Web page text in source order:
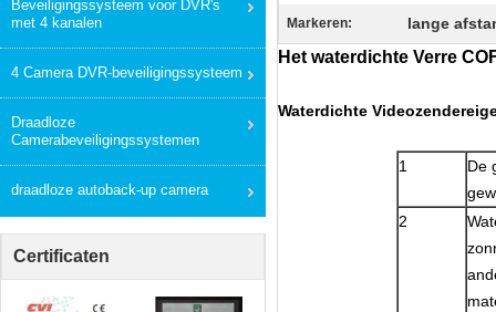
Beveiligingssysteem voor DVR's
met 4 kanalen
4 Camera DVR-beveiligingssysteem
Draadloze
Camerabeveiligingssystemen
draadloze autoback-up camera
Certificaten
Markeren: lange
Het waterdichte Verre
Waterdichte
1
De
2